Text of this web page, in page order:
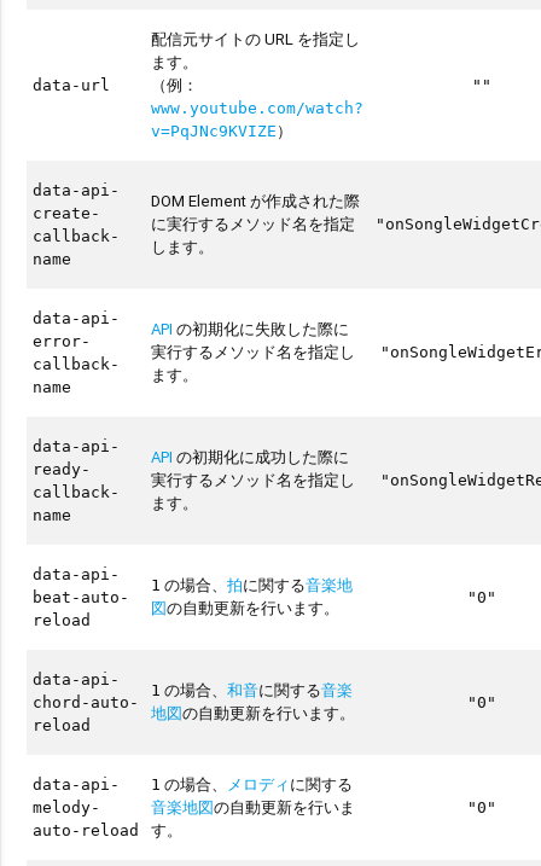
data-url
配信元サイトの URL を指定し
ます。
（例：
www.youtube.com/watch?
v=PqJNc9KVIZE ）
""
data-api-
create-
callback-
name
DOM Element が作成された際
に実行するメソッド名を指定
します。
data-api-
error-
callback-
name
API の初期化に失敗した際に
実行するメソッド名を指定し
ます。
data-api-
ready-
callback-
name
API の初期化に成功した際に
実行するメソッド名を指定し
ます。
data-api-
beat-auto-
reload
1 の場合、拍に関する音楽地
図の自動更新を行います。
"0"
data-api-
chord-auto-
reload
1 の場合、和音に関する音楽
地図の自動更新を行います。
"0"
data-api-
melody-
auto-reload
1 の場合、 メロディに関する
音楽地図の自動更新を行いま
す。
"0"